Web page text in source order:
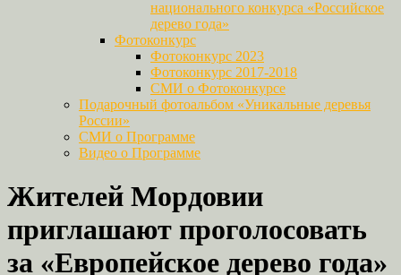
национального конкурса «Российское
дерево года»
Фотоконкурс
Фотоконкурс 2023
Фотоконкурс 2017-2018
СМИ о Фотоконкурсе
Подарочный фотоальбом «Уникальные деревья
России»
СМИ о Программе
Видео о Программе
Жителей Мордовии
приглашают проголосовать
за «Европейское дерево года»